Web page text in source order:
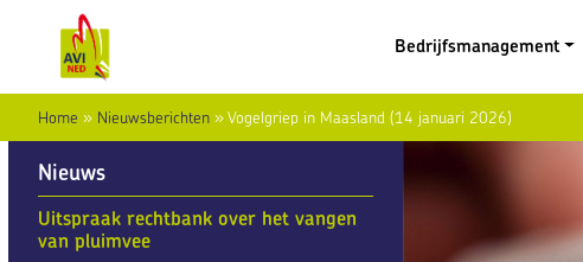
Bedrijfsmanagement
Home » Nieuwsberichten »Vogelgriep in Maasland (14 januari 2026)
Nieuws
Uitspraak rechtbank over het vangen
van pluimvee